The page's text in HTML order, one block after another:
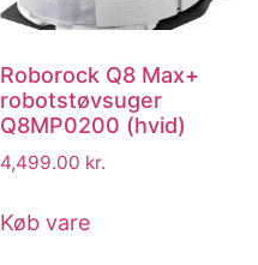
Roborock Q8 Max+
robotstøvsuger
Q8MP0200 (hvid)
4,499.00 kr.
Køb vare